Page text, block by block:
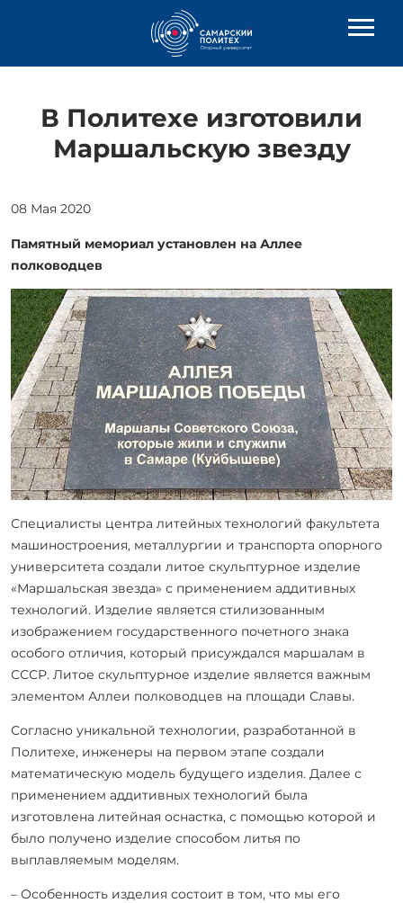
В Политехе изготовили
Маршальскую звезду
08 Мая 2020
Памятный мемориал установлен на Аллее
полководцев
Специалисты центра литейных технологий факультета
машиностроения, металлургии и транспорта опорного
университета создали литое скульптурное изделие
«Маршальская звезда» с применением аддитивных
технологий. Изделие является стилизованным
изображением государственного почетного знака
особого отличия, который присуждался маршалам в
СССР. Литое скульптурное изделие является важным
элементом Аллеи полководцев на площади Славы.
Согласно уникальной технологии, разработанной в
Политехе, инженеры на первом этапе создали
математическую модель будущего изделия. Далее с
применением аддитивных технологий была
изготовлена литейная оснастка, с помощью которой и
было получено изделие способом литья по
выплавляемым моделям.
– Особенность изделия состоит в том, что мы его